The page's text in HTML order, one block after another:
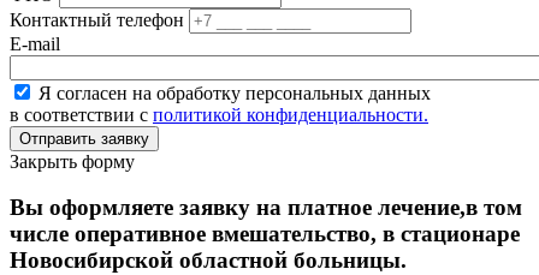
Контактный телефон
E-mail
Я согласен на обработку персональных данных
в соответствии с политикой конфиденциальности.
Закрыть форму
Вы оформляете заявку на платное лечение,в том
числе оперативное вмешательство, в стационаре
Новосибирской областной больницы.